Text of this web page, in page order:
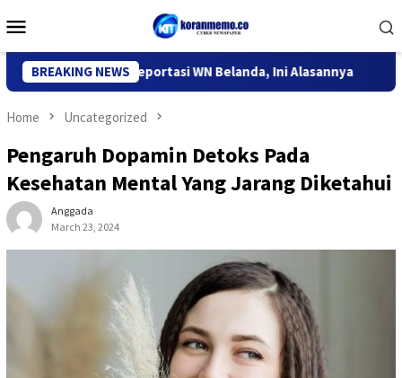
to
Menu
BREAKING NEWS
Kediri Deportasi WN Belanda, Ini Alasannya 9 Desa
Home Uncategorized
Pengaruh Dopamin Detoks Pada
Kesehatan Mental Yang Jarang Diketahui
Anggada
March 23, 2024